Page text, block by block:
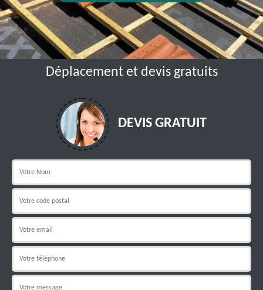
Déplacement et devis gratuits
DEVIS GRATUIT